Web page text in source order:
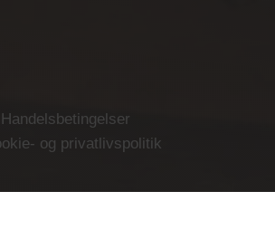
Handelsbetingelser
og privatlivspolitik